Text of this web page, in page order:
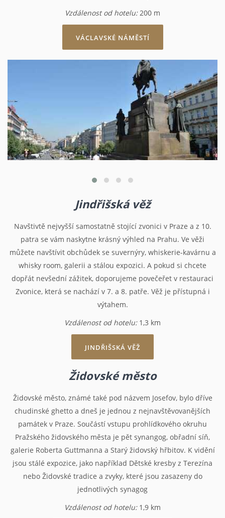
Vzdálenost od hotelu:200 m
VÁCLAVSKÉ NÁMĚSTÍ
Jindřišská věž
Navštivtě nejvyšší samostatně stojící zvonici v Praze a z 10.
patra se vám naskytne krásný výhled na Prahu. Ve věži
můžete navštívit obchůdek se suvernýry, whiskerie-kavárnu a
whisky room, galerii a stálou expozici. A pokud si chcete
dopřát nevšední zážitek, doporujeme povečeřet v restauraci
Zvonice, která se nachází v 7. a 8. patře. Věž je přístupná i
výtahem.
Vzdálenost od hotelu:1,3 km
JINDŘIŠSKÁ VĚŽ
Židovské město
Židovské město, známé také pod názvem Josefov, bylo dříve
chudinské ghetto a dneš je jednou z nejnavštěvovanějších
památek v Praze. Součástí vstupu prohlídkového okruhu
Pražského židovského města je pět synangog, obřadní síň,
galerie Roberta Guttmanna a Starý židovský hřbitov. K vidění
jsou stálé expozice, jako například Dětské kresby z Terezína
nebo Židovské tradice a zvyky, které jsou zasazeny do
jednotlivých synagog
Vzdálenost od hotelu:1,9 km